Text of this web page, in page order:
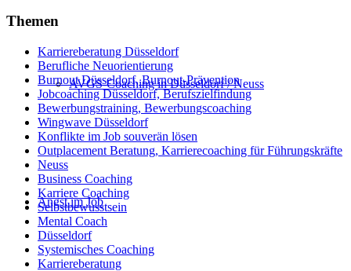
AVGS-Coaching in Düsseldorf / Neuss
Angst im Job
Themen
Karriereberatung Düsseldorf
Berufliche Neuorientierung
Burnout Düsseldorf, Burnout-Prävention
Jobcoaching Düsseldorf, Berufszielfindung
Bewerbungstraining, Bewerbungscoaching
Wingwave Düsseldorf
Konflikte im Job souverän lösen
Outplacement Beratung, Karrierecoaching für Führungskräfte
Neuss
Business Coaching
Karriere Coaching
Selbstbewusstsein
Mental Coach
Düsseldorf
Systemisches Coaching
Karriereberatung